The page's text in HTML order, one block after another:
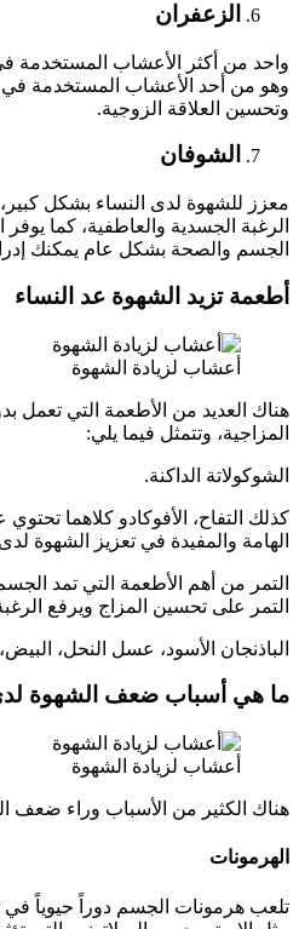
الزعفران
واحد من أكثر الأعشاب المستخدمة
وهو من أحد الأعشاب المستخدمة في
وتحسين العلاقة الزوجية.
الشوفان
معزز للشهوة لدى النساء بشكل
الرغبة الجسدية والعاطفية، كما يوفر
الجسم والصحة بشكل عام يمكنك
أطعمة تزيد الشهوة عد النساء
أعشاب لزيادة الشهوة
هناك العديد من الأطعمة التي تعمل
المزاجية، وتتمثل فيما يلي:
الشوكولاتة الداكنة.
كذلك التفاح، الأفوكادو كلاهما تحتوي
الهامة والمفيدة في تعزيز الشهوة
التمر من أهم الأطعمة التي تمد
التمر على تحسين المزاج ويرفع
الباذنجان الأسود، عسل النحل،
ما هي أسباب ضعف الشهوة
أعشاب لزيادة الشهوة
هناك الكثير من الأسباب وراء ضعف
الهرمونات
تلعب هرمونات الجسم دوراً حيوياً في